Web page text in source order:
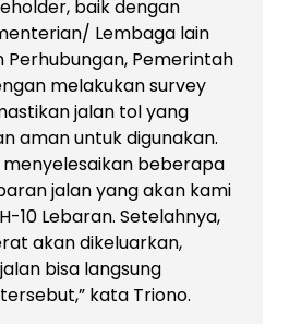
baik dengan
Lembaga lain
Pemerintah
melakukan survey
jalan tol yang
aman untuk digunakan.
menyelesaikan beberapa
jalan yang akan kami
10 Lebaran. Setelahnya,
akan dikeluarkan,
bisa langsung
kata Triono.